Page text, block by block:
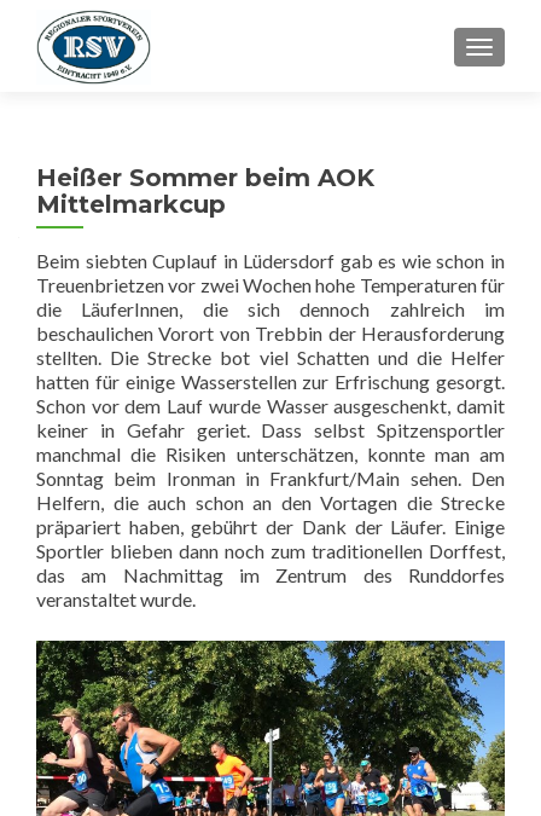
Heißer Sommer beim AOK
Mittelmarkcup
Beim siebten Cuplauf in Lüdersdorf gab es wie schon in
Treuenbrietzen vor zwei Wochen hohe Temperaturen für
die LäuferInnen, die sich dennoch zahlreich im
beschaulichen Vorort von Trebbin der Herausforderung
stellten. Die Strecke bot viel Schatten und die Helfer
hatten für einige Wasserstellen zur Erfrischung gesorgt.
Schon vor dem Lauf wurde Wasser ausgeschenkt, damit
keiner in Gefahr geriet. Dass selbst Spitzensportler
manchmal die Risiken unterschätzen, konnte man am
Sonntag beim Ironman in Frankfurt/Main sehen. Den
Helfern, die auch schon an den Vortagen die Strecke
präpariert haben, gebührt der Dank der Läufer. Einige
Sportler blieben dann noch zum traditionellen Dorffest,
das am Nachmittag im Zentrum des Runddorfes
veranstaltet wurde.